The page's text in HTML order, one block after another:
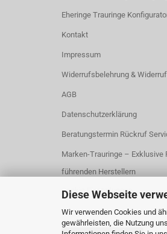
Diese Webseite
Wir verwenden Cookies und
gewährleisten, die Nutzung
Eheringe Trauringe
Kontakt
Impressum
Widerrufsbelehrung &
AGB
Datenschutzerklärung
Beratungstermin Rückruf
Marken-Trauringe – Exklusive
führenden Herstellern
Cookie Einstellungen